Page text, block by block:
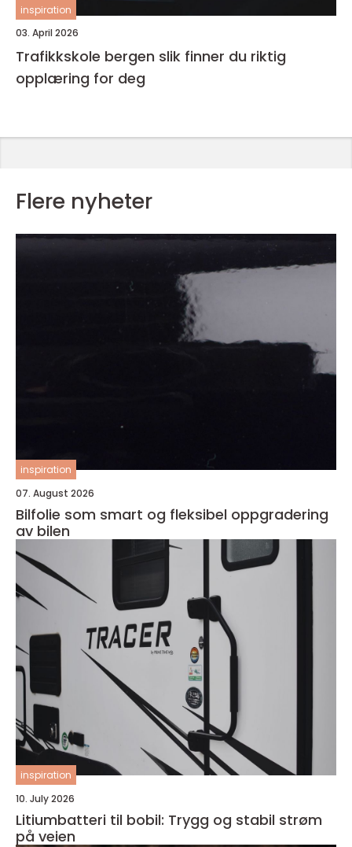
inspiration
03. April 2026
Trafikkskole bergen slik finner du riktig
opplæring for deg
Flere nyheter
inspiration
07. August 2026
Bilfolie som smart og fleksibel oppgradering
av bilen
inspiration
10. July 2026
Litiumbatteri til bobil: Trygg og stabil strøm
på veien